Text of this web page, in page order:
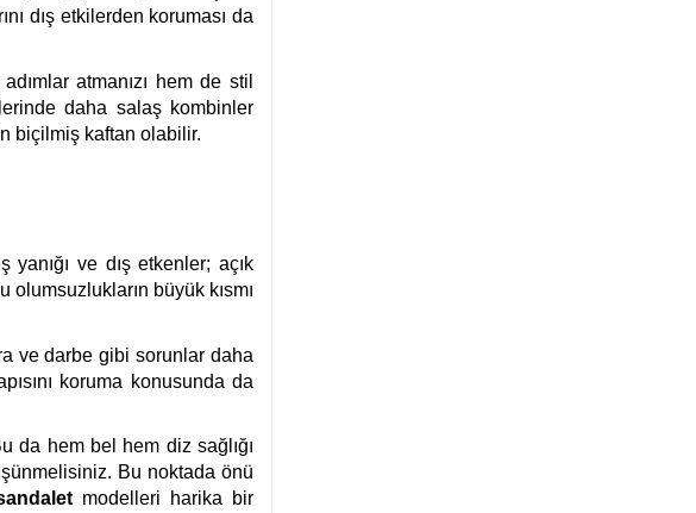
dış etkilerden koruması da
atmanızı hem de stil
daha salaş kombinler
biçilmiş kaftan olabilir.
ve dış etkenler; açık
büyük kısmı
ve darbe gibi sorunlar daha
koruma konusunda da
da hem bel hem diz sağlığı
Bu noktada önü
modelleri harika bir